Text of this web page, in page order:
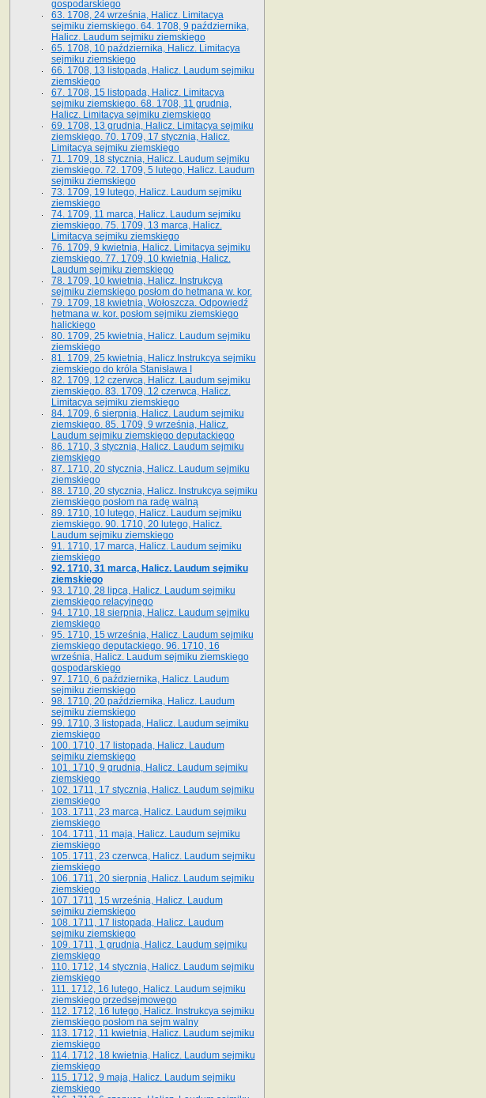
gospodarskiego
63. 1708, 24 września, Halicz. Limitacya
sejmiku ziemskiego. 64. 1708, 9 października,
Halicz. Laudum sejmiku ziemskiego
65­. 1708, 10 października, Halicz. Limitacya
sejmiku ziemskiego
66. 1708, 13 listopada, Halicz. Laudum sejmiku
ziemskiego
67. 1708, 15 listopada, Halicz. Limitacya
sejmiku ziemskiego. 68. 1708, 11 grudnia,
Halicz. Limitacya sejmiku ziemskiego
69. 1708, 13 grudnia, Halicz. Limitacya sejmiku
ziemskiego. 70. 1709, 17 stycznia, Halicz.
Limitacya sejmiku ziemskiego
71. 1709, 18 stycznia, Halicz. Laudum sejmiku
ziemskiego. 72. 1709, 5 lutego, Halicz. Laudum
sejmiku ziemskiego
73. 1709, 19 lutego, Halicz. Laudum sejmiku
ziemskiego
74. 1709, 11 marca, Halicz. Laudum sejmiku
ziemskiego. 75. 1709, 13 marca, Halicz.
Limitacya sejmiku ziemskiego
76. 1709, 9 kwietnia, Halicz. Limitacya sejmiku
ziemskiego. 77. 1709, 10 kwietnia, Halicz.
Laudum sejmiku ziemskiego
78. 1709, 10 kwietnia, Halicz. Instrukcya
sejmiku ziemskiego posłom do hetmana w. kor.
79. 1709, 18 kwietnia, Wołoszcza. Odpowiedź
hetmana w. kor. posłom sejmiku ziemskiego
halickiego
80. 1709, 25 kwietnia, Halicz. Laudum sejmiku
ziemskiego
81. 1709, 25 kwietnia, Halicz.Instrukcya sejmiku
ziemskiego do króla Stanisława I
82. 1709, 12 czerwca, Halicz. Laudum sejmiku
ziemskiego. 83. 1709, 12 czerwca, Halicz.
Limitacya sejmiku ziemskiego
84. 1709, 6 sierpnia, Halicz. Laudum sejmiku
ziemskiego. 85. 1709, 9 września, Halicz.
Laudum sejmiku ziemskiego deputackiego
86. 1710, 3 stycznia, Halicz. Laudum sejmiku
ziemskiego
87. 1710, 20 stycznia, Halicz. Laudum sejmiku
ziemskiego
88. 1710, 20 stycznia, Halicz. Instrukcya sejmiku
ziemskiego posłom na radę walną
89. 1710, 10 lutego, Halicz. Laudum sejmiku
ziemskiego. 90. 1710, 20 lutego, Halicz.
Laudum sejmiku ziemskiego
91. 1710, 17 marca, Halicz. Laudum sejmiku
ziemskiego
92. 1710, 31 marca, Halicz. Laudum sejmiku
ziemskiego
93. 1710, 28 lipca, Halicz. Laudum sejmiku
ziemskiego relacyjnego
94. 1710, 18 sierpnia, Halicz. Laudum sejmiku
ziemskiego
95. 1710, 15 września, Halicz. Laudum sejmiku
ziemskiego deputackiego. 96. 1710, 16
września, Halicz. Laudum sejmiku ziemskiego
gospodarskiego
97. 1710, 6 października, Halicz. Laudum
sejmiku ziemskiego
98. 1710, 20 października, Halicz. Laudum
sejmiku ziemskiego
99. 1710, 3 listopada, Halicz. Laudum sejmiku
ziemskiego
100. 1710, 17 listopada, Halicz. Laudum
sejmiku ziemskiego
101. 1710, 9 grudnia, Halicz. Laudum sejmiku
ziemskiego
102. 1711, 17 stycznia, Halicz. Laudum sejmiku
ziemskiego
103. 1711, 23 marca, Halicz. Laudum sejmiku
ziemskiego
104. 1711, 11 maja, Halicz. Laudum sejmiku
ziemskiego
105. 1711, 23 czerwca, Halicz. Laudum sejmiku
ziemskiego
106. 1711, 20 sierpnia, Halicz. Laudum sejmiku
ziemskiego
107. 1711, 15 września, Halicz. Laudum
sejmiku ziemskiego
108. 1711, 17 listopada, Halicz. Laudum
sejmiku ziemskiego
109. 1711, 1 grudnia, Halicz. Laudum sejmiku
ziemskiego
110. 1712, 14 stycznia, Halicz. Laudum sejmiku
ziemskiego
111. 1712, 16 lutego, Halicz. Laudum sejmiku
ziemskiego przedsejmowego
112. 1712, 16 lutego, Halicz. Instrukcya sejmiku
ziemskiego posłom na sejm walny
113. 1712, 11 kwietnia, Halicz. Laudum sejmiku
ziemskiego
114. 1712, 18 kwietnia, Halicz. Laudum sejmiku
ziemskiego
115. 1712, 9 maja, Halicz. Laudum sejmiku
ziemskiego